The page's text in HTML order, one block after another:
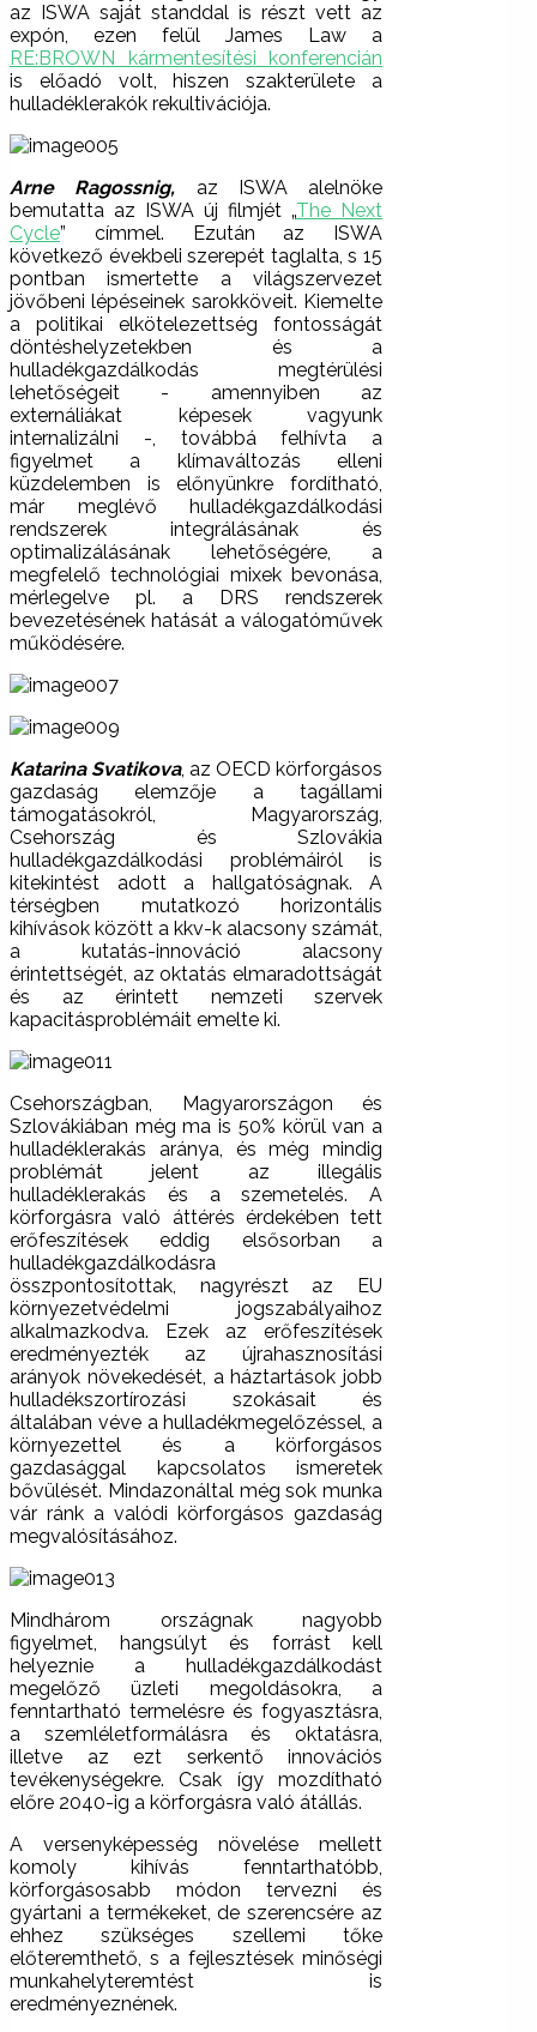
az ISWA saját standdal is részt vett az
expón, ezen felül James Law a
RE:BROWN kármentesítési konferencián
is előadó volt, hiszen szakterülete a
hulladéklerakók rekultivációja.
Arne Ragossnig, az ISWA alelnöke
bemutatta az ISWA új filmjét „The Next
Cycle” címmel. Ezután az ISWA
következő évekbeli szerepét taglalta, s 15
pontban ismertette a világszervezet
jövőbeni lépéseinek sarokköveit. Kiemelte
a politikai elkötelezettség fontosságát
döntéshelyzetekben és a
hulladékgazdálkodás megtérülési
lehetőségeit - amennyiben az
externáliákat képesek vagyunk
internalizálni -, továbbá felhívta a
figyelmet a klímaváltozás elleni
küzdelemben is előnyünkre fordítható,
már meglévő hulladékgazdálkodási
rendszerek integrálásának és
optimalizálásának lehetőségére, a
megfelelő technológiai mixek bevonása,
mérlegelve pl. a DRS rendszerek
bevezetésének hatását a válogatóművek
működésére.
Katarina Svatikova, az OECD körforgásos
gazdaság elemzője a tagállami
támogatásokról, Magyarország,
Csehország és Szlovákia
hulladékgazdálkodási problémáiról is
kitekintést adott a hallgatóságnak. A
térségben mutatkozó horizontális
kihívások között a kkv-k alacsony számát,
a kutatás-innováció alacsony
érintettségét, az oktatás elmaradottságát
és az érintett nemzeti szervek
kapacitásproblémáit emelte ki.
Csehországban, Magyarországon és
Szlovákiában még ma is 50% körül van a
hulladéklerakás aránya, és még mindig
problémát jelent az illegális
hulladéklerakás és a szemetelés. A
körforgásra való áttérés érdekében tett
erőfeszítések eddig elsősorban a
hulladékgazdálkodásra
összpontosítottak, nagyrészt az EU
környezetvédelmi jogszabályaihoz
alkalmazkodva. Ezek az erőfeszítések
eredményezték az újrahasznosítási
arányok növekedését, a háztartások jobb
hulladékszortírozási szokásait és
általában véve a hulladékmegelőzéssel, a
környezettel és a körforgásos
gazdasággal kapcsolatos ismeretek
bővülését. Mindazonáltal még sok munka
vár ránk a valódi körforgásos gazdaság
megvalósításához.
Mindhárom országnak nagyobb
figyelmet, hangsúlyt és forrást kell
helyeznie a hulladékgazdálkodást
megelőző üzleti megoldásokra, a
fenntartható termelésre és fogyasztásra,
a szemléletformálásra és oktatásra,
illetve az ezt serkentő innovációs
tevékenységekre. Csak így mozdítható
előre 2040-ig a körforgásra való átállás.
A versenyképesség növelése mellett
komoly kihívás fenntarthatóbb,
körforgásosabb módon tervezni és
gyártani a termékeket, de szerencsére az
ehhez szükséges szellemi tőke
előteremthető, s a fejlesztések minőségi
munkahelyteremtést is
eredményeznének.